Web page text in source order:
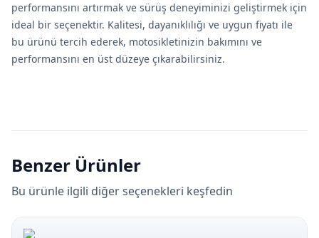
performansını artırmak ve sürüş deneyiminizi geliştirmek için
ideal bir seçenektir. Kalitesi, dayanıklılığı ve uygun fiyatı ile
bu ürünü tercih ederek, motosikletinizin bakımını ve
performansını en üst düzeye çıkarabilirsiniz.
Benzer Ürünler
Bu ürünle ilgili diğer seçenekleri keşfedin